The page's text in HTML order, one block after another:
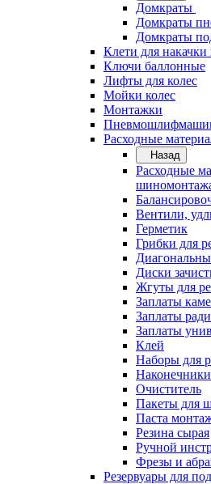
Домкраты
Домкраты
Домкраты
Клети для накачки
Ключи баллонные
Лифты для колес
Мойки колес
Монтажки
Расходные
Назад
Расходные
Вентили,
Герметик
Грибки для
Диски
Жгуты для
Заплаты
Заплаты
Заплаты
Клей
Наборы для
Очиститель
Пакеты для
Паста
Резина сырая
Ручной
Фрезы и
Резервуары для